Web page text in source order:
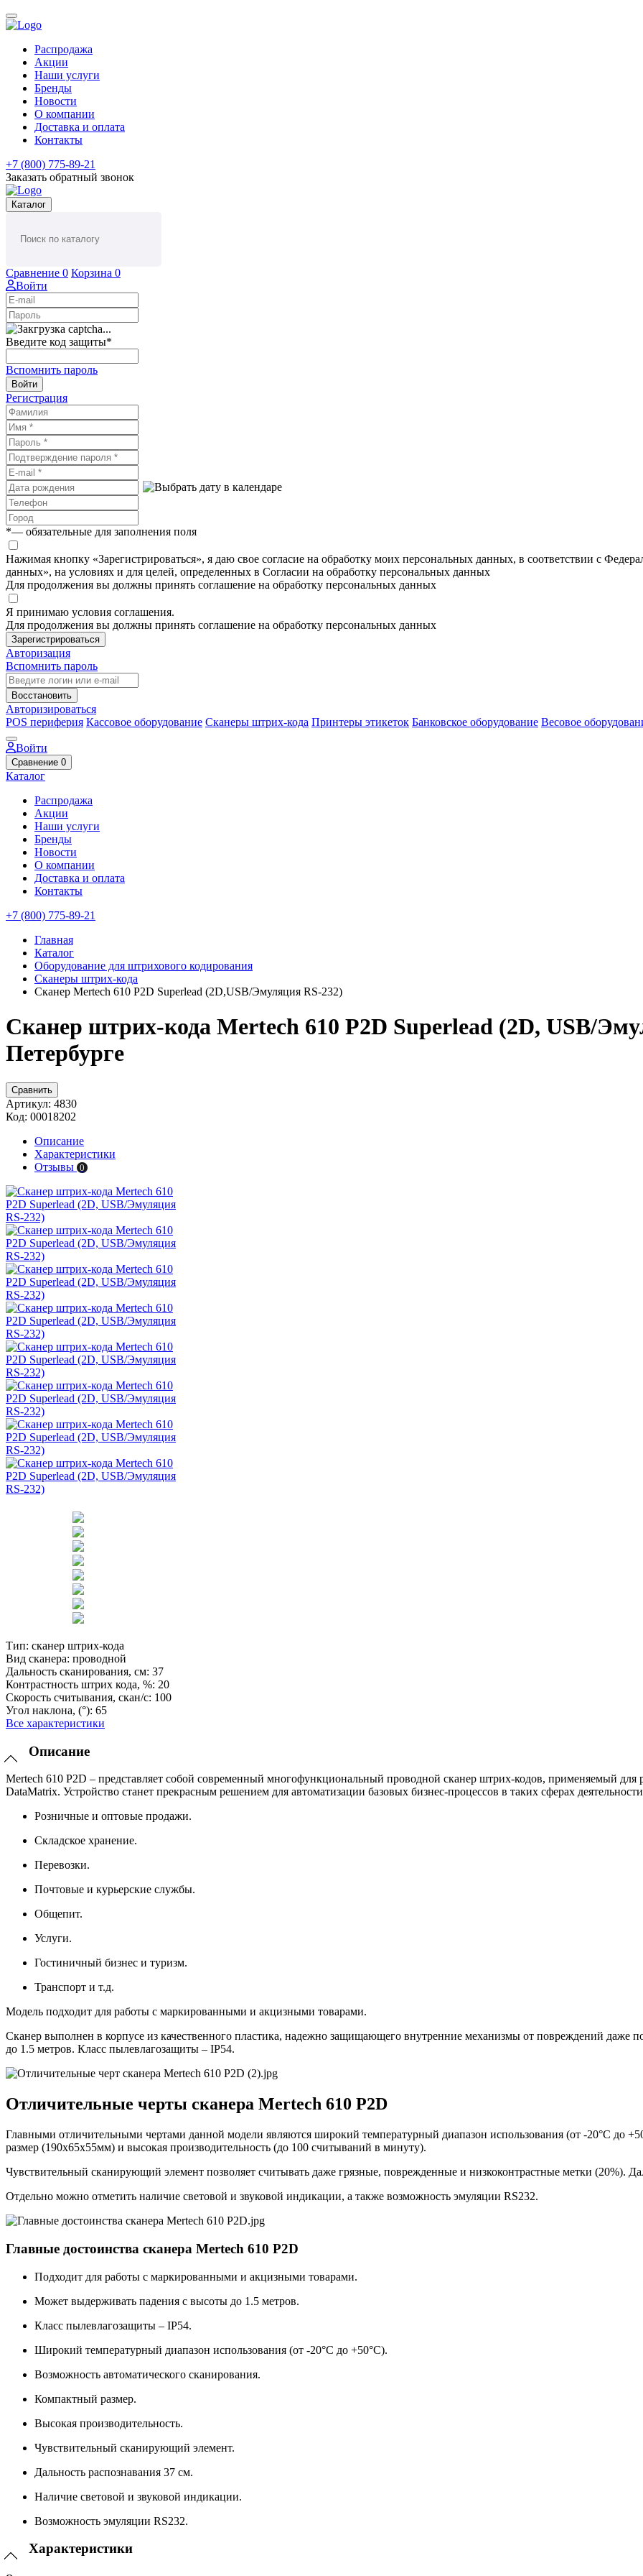
Распродажа
Акции
Наши услуги
Бренды
Новости
О компании
Доставка и оплата
Контакты
+7 (800) 775-89-21
Заказать обратный звонок
Каталог
Сравнение 0 Корзина 0
Войти
Введите код защиты*
Вспомнить пароль
Войти
Регистрация
*— обязательные для заполнения поля
Нажимая кнопку «Зарегистрироваться», я даю свое согласие на обработку моих персональных данных, в соответствии с
данных», на условиях и для целей, определенных в Согласии на обработку персональных данных
Для продолжения вы должны принять соглашение на обработку персональных данных
Я принимаю условия соглашения.
Для продолжения вы должны принять соглашение на обработку персональных данных
Зарегистрироваться
Авторизация
Вспомнить пароль
Восстановить
Авторизироваться
POS периферия Кассовое оборудование Сканеры штрих-кода Принтеры этикеток Банковское оборудование Весовое
Войти
Сравнение 0
Каталог
Распродажа
Акции
Наши услуги
Бренды
Новости
О компании
Доставка и оплата
Контакты
+7 (800) 775-89-21
Главная
Каталог
Оборудование для штрихового кодирования
Сканеры штрих-кода
Сканер Mertech 610 P2D Superlead (2D,USB/Эмуляция RS-232)
Сканер штрих-кода Mertech 610 P2D Superlead (2D, USB/
Петербурге
Сравнить
Артикул: 4830
Код: 00018202
Описание
Характеристики
Отзывы 0
Тип: сканер штрих-кода
Вид сканера: проводной
Дальность сканирования, см: 37
Контрастность штрих кода, %: 20
Скорость считывания, скан/с: 100
Угол наклона, (°): 65
Все характеристики
Описание
Mertech 610 P2D – представляет собой современный многофункциональный проводной сканер штрих-кодов, применяемый
DataMatrix. Устройство станет прекрасным решением для автоматизации базовых бизнес-процессов в таких сферах
Розничные и оптовые продажи.
Складское хранение.
Перевозки.
Почтовые и курьерские службы.
Общепит.
Услуги.
Гостиничный бизнес и туризм.
Транспорт и т.д.
Модель подходит для работы с маркированными и акцизными товарами.
Сканер выполнен в корпусе из качественного пластика, надежно защищающего внутренние механизмы от повреждений даже
до 1.5 метров. Класс пылевлагозащиты – IP54.
Отличительные черты сканера Mertech 610 P2D
Главными отличительными чертами данной модели являются широкий температурный диапазон использования (от -20°С до
размер (190х65х55мм) и высокая производительность (до 100 считываний в минуту).
Чувствительный сканирующий элемент позволяет считывать даже грязные, поврежденные и низкоконтрастные метки (20%).
Отдельно можно отметить наличие световой и звуковой индикации, а также возможность эмуляции RS232.
Главные достоинства сканера Mertech 610 P2D
Подходит для работы с маркированными и акцизными товарами.
Может выдерживать падения с высоты до 1.5 метров.
Класс пылевлагозащиты – IP54.
Широкий температурный диапазон использования (от -20°С до +50°С).
Возможность автоматического сканирования.
Компактный размер.
Высокая производительность.
Чувствительный сканирующий элемент.
Дальность распознавания 37 см.
Наличие световой и звуковой индикации.
Возможность эмуляции RS232.
Характеристики